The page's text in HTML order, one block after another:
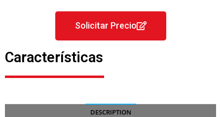
Solicitar Precio
Características
DESCRIPTION